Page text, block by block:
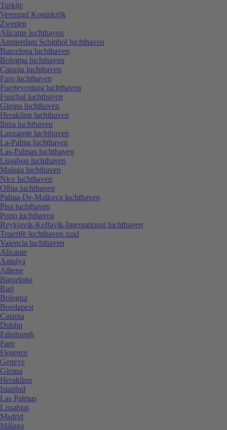
Turkije
Verenigd Koninkrijk
Zweden
Alicante luchthaven
Amsterdam Schiphol luchthaven
Barcelona luchthaven
Bologna luchthaven
Catania luchthaven
Faro luchthaven
Fuerteventura luchthaven
Funchal luchthaven
Girona luchthaven
Heraklion luchthaven
Ibiza luchthaven
Lanzarote luchthaven
La-Palma luchthaven
Las-Palmas luchthaven
Lissabon luchthaven
Malaga luchthaven
Nice luchthaven
Olbia luchthaven
Palma-De-Mallorca luchthaven
Pisa luchthaven
Porto luchthaven
Reykjavik-Keflavik-International luchthaven
Tenerife luchthaven zuid
Valencia luchthaven
Alicante
Antalya
Athene
Barcelona
Bari
Bologna
Boedapest
Catania
Dublin
Edinburgh
Faro
Florence
Geneve
Girona
Heraklion
Istanbul
Las Palmas
Lissabon
Madrid
Málaga